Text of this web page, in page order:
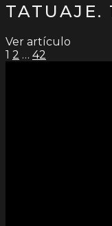
TATUAJE.
Ver artículo
1 2 … 42